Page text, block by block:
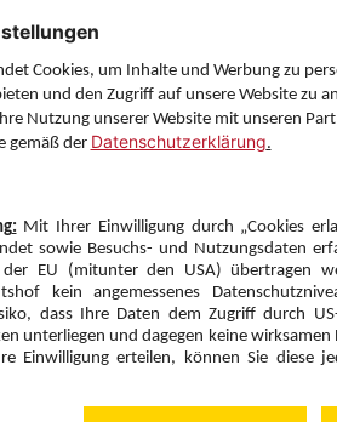
14 Hotelnächte Flug ab Wien (VIE)
Standard (UG1)
Laut Programm (X)
Zimmer & Verpflegung anpassen